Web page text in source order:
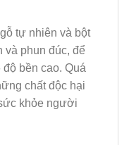
tự nhiên và bột
và phun đúc, để
bền cao. Quá
chất độc hại
khỏe người